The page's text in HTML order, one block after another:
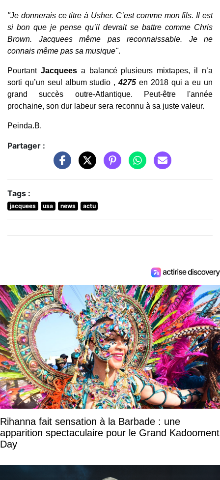
"Je donnerais ce titre à Usher. C’est comme mon fils. Il est
si bon que je pense qu’il devrait se battre comme Chris
Brown. Jacquees même pas reconnaissable. Je ne
connais même pas sa musique".
Pourtant Jacquees a balancé plusieurs mixtapes, il n’a
sorti qu’un seul album studio ,4275 en 2018 qui a eu un
grand succès outre-Atlantique. Peut-être l'année
prochaine, son dur labeur sera reconnu à sa juste valeur.
Peinda.B.
Partager :
Tags :
jacquees usa news actu
Rihanna fait sensation à la Barbade : une
apparition spectaculaire pour le Grand Kadooment
Day